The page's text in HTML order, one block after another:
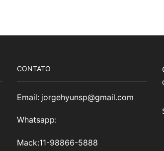
CONTATO
Email: jorgehyunsp@gmail.com
Whatsapp:
Mack:11-98866-5888